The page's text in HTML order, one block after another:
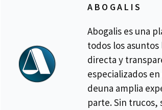
ABOGALIS
Abogalis es una
todos los
directa y
especializados
deuna amplia
parte. Sin trucos,